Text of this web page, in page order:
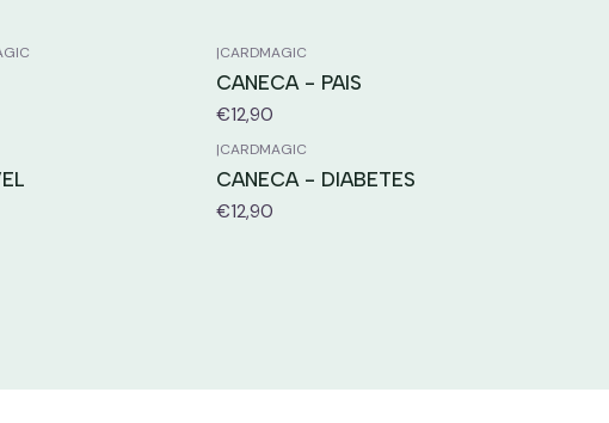
|CARDMAGIC
CANECA - PAIS
€12,90
|CARDMAGIC
CANECA - DIABETES
€12,90